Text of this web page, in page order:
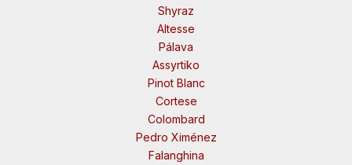
Shyraz
Altesse
Pálava
Assyrtiko
Pinot Blanc
Cortese
Colombard
Pedro Ximénez
Falanghina